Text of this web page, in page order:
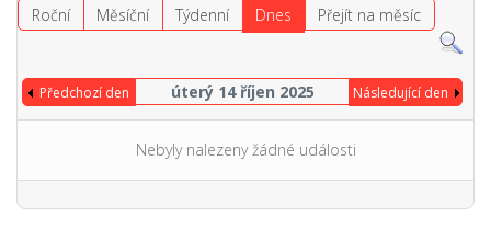
Roční Měsíční Týdenní Dnes Přejít na měsíc
Předchozí den úterý 14 říjen 2025 Následující den
Nebyly nalezeny žádné události